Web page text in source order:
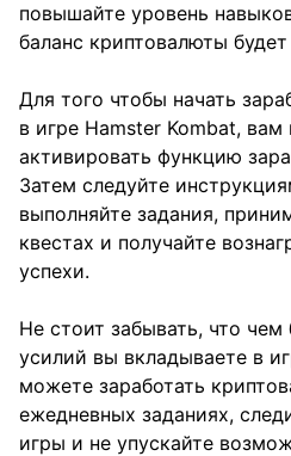
повышайте уровень
баланс криптовалюты
Для того чтобы начать
в игре Hamster Kombat,
активировать функцию
Затем следуйте
выполняйте задания,
квестах и получайте
успехи.
Не стоит забывать, что
усилий вы вкладываете в
можете заработать
ежедневных заданиях,
игры и не упускайте